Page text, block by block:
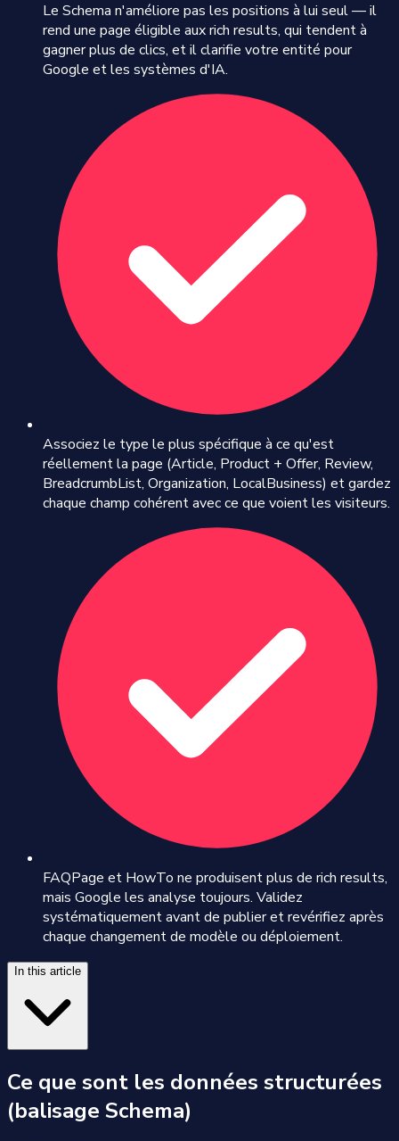
Le Schema n'améliore pas les positions à lui seul — il
rend une page éligible aux rich results, qui tendent à
gagner plus de clics, et il clarifie votre entité pour
Google et les systèmes d'IA.
Associez le type le plus spécifique à ce qu'est
réellement la page (Article, Product + Offer, Review,
BreadcrumbList, Organization, LocalBusiness) et gardez
chaque champ cohérent avec ce que voient les visiteurs.
FAQPage et HowTo ne produisent plus de rich results,
mais Google les analyse toujours. Validez
systématiquement avant de publier et revérifiez après
chaque changement de modèle ou déploiement.
In this article
Ce que sont les données structurées
(balisage Schema)